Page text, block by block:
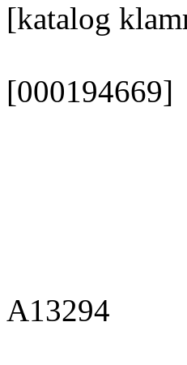
[katalog
[000194669]
A13294